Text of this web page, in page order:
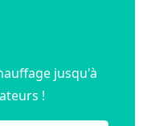
jusqu'à
!